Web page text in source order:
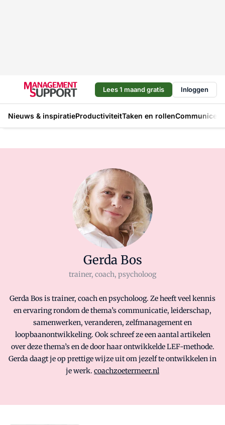
Lees 1 maand gratis Inloggen
Nieuws & inspiratieProductiviteitTaken en rollen
Gerda Bos
trainer, coach, psycholoog
Gerda Bos is trainer, coach en psycholoog. Ze heeft veel kennis
en ervaring rondom de thema’s communicatie, leiderschap,
samenwerken, veranderen, zelfmanagement en
loopbaanontwikkeling. Ook schreef ze een aantal artikelen
over deze thema’s en de door haar ontwikkelde LEF-methode.
Gerda daagt je op prettige wijze uit om jezelf te ontwikkelen in
je werk. coachzoetermeer.nl